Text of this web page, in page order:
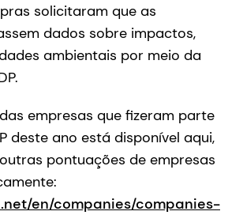
solicitaram que as
dados sobre impactos,
ambientais por meio da
empresas que fizeram parte
deste ano está disponível aqui,
pontuações de empresas
en/companies/companies-